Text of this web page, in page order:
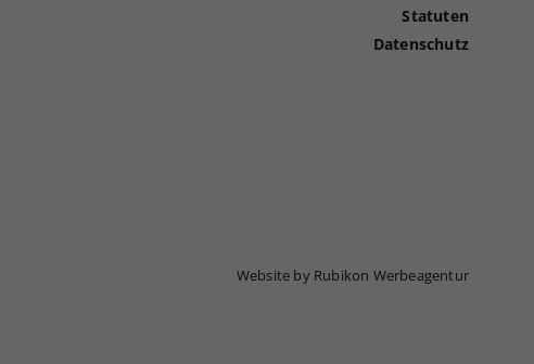
Statuten
Datenschutz
Website by Rubikon Werbeagentur